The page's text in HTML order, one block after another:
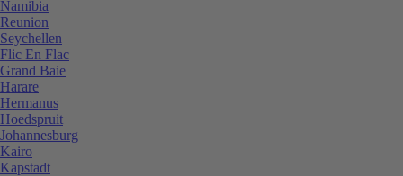
Namibia
Reunion
Seychellen
Flic En Flac
Grand Baie
Harare
Hermanus
Hoedspruit
Johannesburg
Kairo
Kapstadt